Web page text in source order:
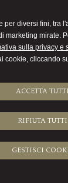
per diversi fini, tra
marketing mirate.
sulla privacy e
cookie, cliccando
ACCETTA TUTTI
RIFIUTA TUTTI
GESTISCI
Latella